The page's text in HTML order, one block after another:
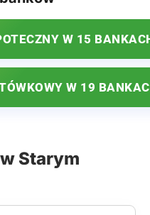
W 15
W 19
Starym